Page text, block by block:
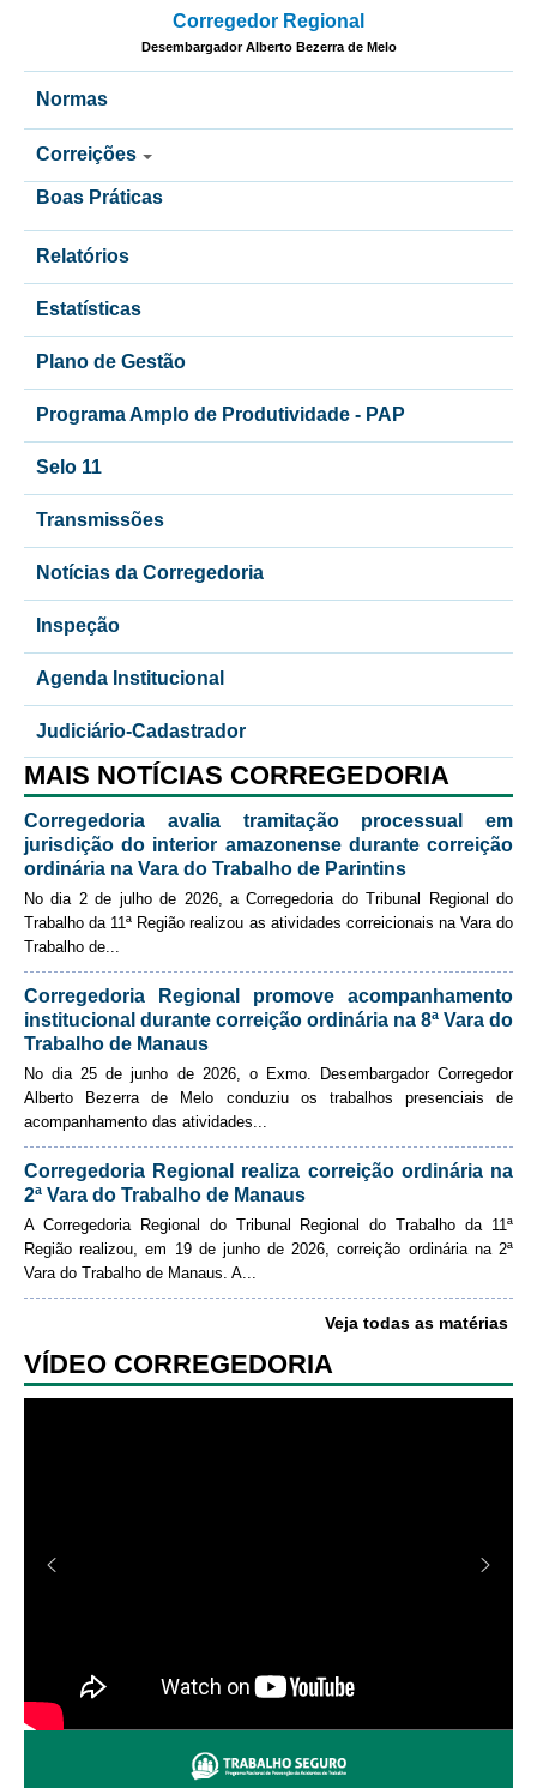
Corregedor Regional
Desembargador Alberto Bezerra de Melo
Normas
Correições
Boas Práticas
Relatórios
Estatísticas
Plano de Gestão
Programa Amplo de Produtividade - PAP
Selo 11
Transmissões
Notícias da Corregedoria
Inspeção
Agenda Institucional
Judiciário-Cadastrador
MAIS NOTÍCIAS CORREGEDORIA
Corregedoria avalia tramitação processual em
jurisdição do interior amazonense durante correição
ordinária na Vara do Trabalho de Parintins
No dia 2 de julho de 2026, a Corregedoria do Tribunal Regional do
Trabalho da 11ª Região realizou as atividades correicionais na Vara do
Trabalho de...
Corregedoria Regional promove acompanhamento
institucional durante correição ordinária na 8ª Vara do
Trabalho de Manaus
No dia 25 de junho de 2026, o Exmo. Desembargador Corregedor
Alberto Bezerra de Melo conduziu os trabalhos presenciais de
acompanhamento das atividades...
Corregedoria Regional realiza correição ordinária na
2ª Vara do Trabalho de Manaus
A Corregedoria Regional do Tribunal Regional do Trabalho da 11ª
Região realizou, em 19 de junho de 2026, correição ordinária na 2ª
Vara do Trabalho de Manaus. A...
Veja todas as matérias
VÍDEO CORREGEDORIA